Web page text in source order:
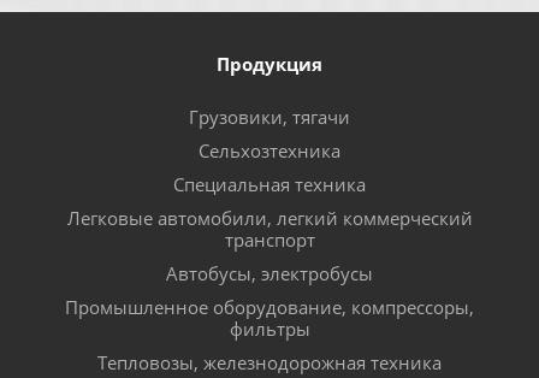
Продукция
Грузовики, тягачи
Сельхозтехника
Специальная техника
Легковые автомобили, легкий коммерческий
транспорт
Автобусы, электробусы
Промышленное оборудование, компрессоры,
фильтры
Тепловозы, железнодорожная техника